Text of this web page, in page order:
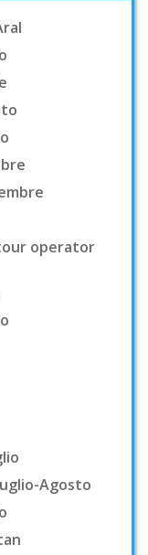
operator
Agosto